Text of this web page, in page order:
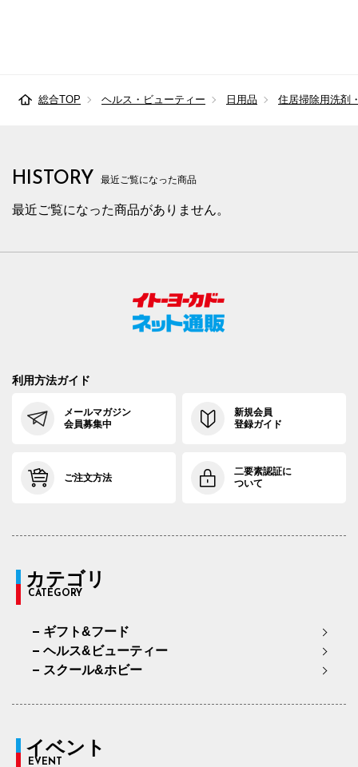
総合TOP ヘルス・ビューティー 日用品 住居掃除用洗剤
HISTORY 最近ご覧になった商品
最近ご覧になった商品がありません。
利用方法ガイド
メールマガジン
会員募集中
新規会員
登録ガイド
ご注文方法
二要素認証に
ついて
カテゴリ
CATEGORY
ギフト&フード
ヘルス&ビューティー
スクール&ホビー
イベント
EVENT